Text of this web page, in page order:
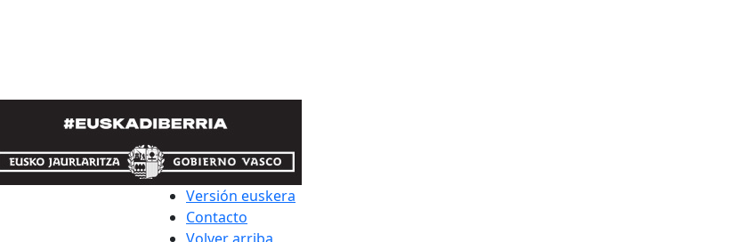
Versión euskera
Contacto